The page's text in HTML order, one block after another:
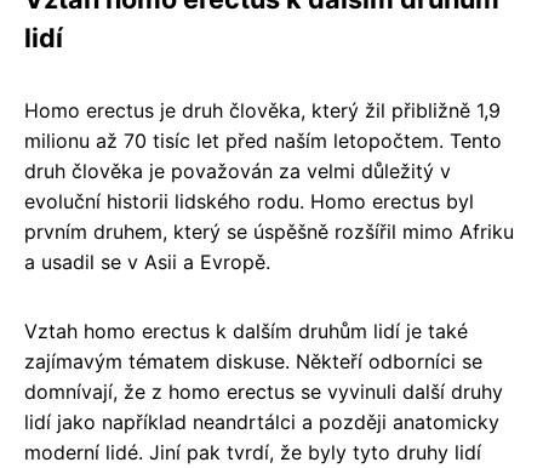
lidí
Homo erectus je druh člověka, který žil přibližně 1,9
milionu až 70 tisíc let před naším letopočtem. Tento
druh člověka je považován za velmi důležitý v
evoluční historii lidského rodu. Homo erectus byl
prvním druhem, který se úspěšně rozšířil mimo Afriku
a usadil se v Asii a Evropě.
Vztah homo erectus k dalším druhům lidí je také
zajímavým tématem diskuse. Někteří odborníci se
domnívají, že z homo erectus se vyvinuli další druhy
lidí jako například neandrtálci a později anatomicky
moderní lidé. Jiní pak tvrdí, že byly tyto druhy lidí